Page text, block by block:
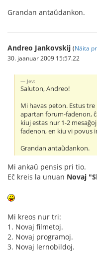
Grandan antaŭdankon.
Andreo Jankovskij (Näita
30. jaanuar 2009 15:57.22
Jev:
Saluton, Andreo!
Mi havas peton. Estus
apartan forum-fadenon,
kiuj estas nur 1-2
fadenon, en kiu vi povus
Grandan antaŭdankon.
Mi ankaŭ pensis pri tio.
Eĉ kreis la unuan Novaj
Mi kreos nur tri:
1. Novaj filmetoj.
2. Novaj programoj.
3. Novaj lernobildoj.